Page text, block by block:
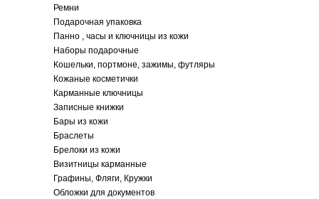
Ремни
Подарочная упаковка
Панно , часы и ключницы из кожи
Наборы подарочные
Кошельки, портмоне, зажимы, футляры
Кожаные косметички
Карманные ключницы
Записные книжки
Бары из кожи
Браслеты
Брелоки из кожи
Визитницы карманные
Графины, Фляги, Кружки
Обложки для документов